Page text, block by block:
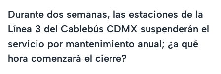
Durante dos semanas, las estaciones de la
Línea 3 del Cablebús CDMX suspenderán el
servicio por mantenimiento anual; ¿a qué
hora comenzará el cierre?